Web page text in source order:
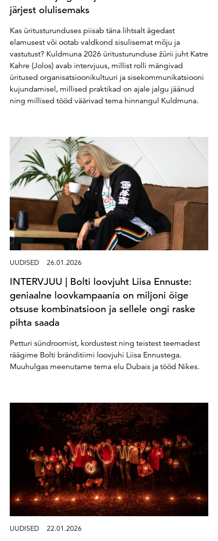
järjest olulisemaks
Kas üritusturunduses piisab täna lihtsalt ägedast
elamusest või ootab valdkond sisulisemat mõju ja
vastutust? Kuldmuna 2026 üritusturunduse žürii juht Katre
Kahre (Jolos) avab intervjuus, millist rolli mängivad
üritused organisatsioonikultuuri ja sisekommunikatsiooni
kujundamisel, millised praktikad on ajale jalgu jäänud
ning millised tööd väärivad tema hinnangul Kuldmuna.
UUDISED 26.01.2026
INTERVJUU | Bolti loovjuht Liisa Ennuste:
geniaalne loovkampaania on miljoni õige
otsuse kombinatsioon ja sellele ongi raske
pihta saada
Petturi sündroomist, kordustest ning teistest teemadest
räägime Bolti bränditiimi loovjuhi Liisa Ennustega.
Muuhulgas meenutame tema elu Dubais ja tööd Nikes.
UUDISED 22.01.2026